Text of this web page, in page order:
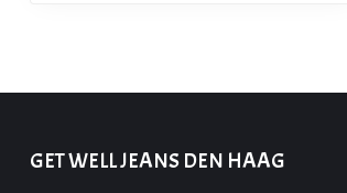
GET WELL JEANS DEN HAAG